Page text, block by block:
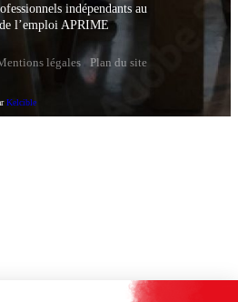
indépendants au
l’emploi APRIME
légales Plan du site
Kelcible